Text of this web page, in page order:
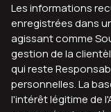
Les informations
enregistrées dans
agissant comme
gestion de la
qui reste
personnelles. La
l'intérêt légitime de